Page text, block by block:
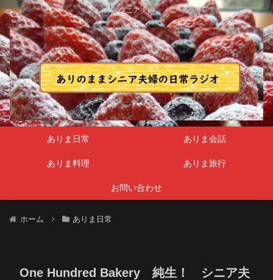
シニア夫婦
ありま日常 ありま会話
ありま料理 ありま旅行
お問い合わせ
ホーム ありま日常
One Hundred Bakery 純生！ シニア夫